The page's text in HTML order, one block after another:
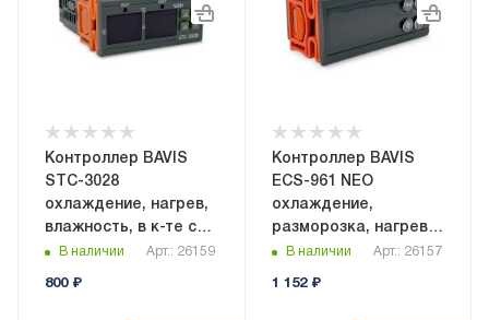
Контроллер BAVIS
STC-3028
охлаждение, нагрев,
влажность, в к-те с
датчиками
В наличии Арт.: 26159
800₽
Контроллер BAVIS
ECS-961 NEO
охлаждение,
разморозка, нагрев,
сигнализация, в к-те
В наличии Арт.: 26157
1 152₽